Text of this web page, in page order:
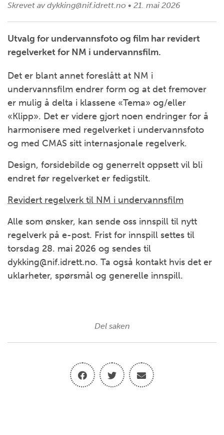
Skrevet av dykking@nif.idrett.no • 21. mai 2026
Utvalg for undervannsfoto og film har revidert
regelverket for NM i undervannsfilm.
Det er blant annet foreslått at NM i
undervannsfilm endrer form og at det fremover
er mulig å delta i klassene «Tema» og/eller
«Klipp». Det er videre gjort noen endringer for å
harmonisere med regelverket i undervannsfoto
og med CMAS sitt internasjonale regelverk.
Design, forsidebilde og generrelt oppsett vil bli
endret før regelverket er fedigstilt.
Revidert regelverk til NM i undervannsfilm
Alle som ønsker, kan sende oss innspill til nytt
regelverk på e-post. Frist for innspill settes til
torsdag 28. mai 2026 og sendes til
dykking@nif.idrett.no. Ta også kontakt hvis det er
uklarheter, spørsmål og generelle innspill.
Del saken